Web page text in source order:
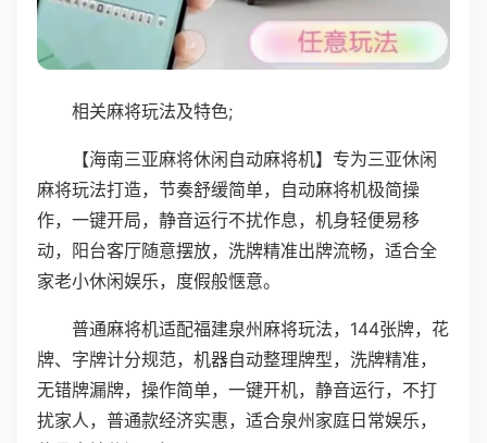
相关麻将玩法及特色;
【海南三亚麻将休闲自动麻将机】专为三亚休闲
麻将玩法打造，节奏舒缓简单，自动麻将机极简操
作，一键开局，静音运行不扰作息，机身轻便易移
动，阳台客厅随意摆放，洗牌精准出牌流畅，适合全
家老小休闲娱乐，度假般惬意。
普通麻将机适配福建泉州麻将玩法，144张牌，花
牌、字牌计分规范，机器自动整理牌型，洗牌精准，
无错牌漏牌，操作简单，一键开机，静音运行，不打
扰家人，普通款经济实惠，适合泉州家庭日常娱乐，